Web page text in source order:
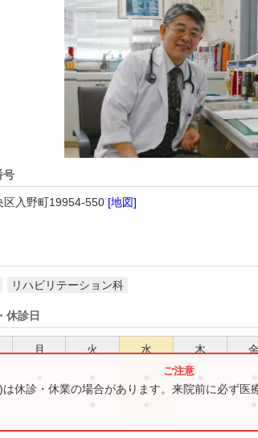
号
区入野町19954-550 [地図]
リハビリテーション科
休診日
月 火 水 木 金
休診・休業の場合があります。来院前に必ず医